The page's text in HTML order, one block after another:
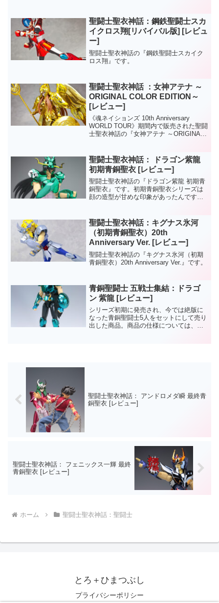
タンドと、ライブラの武...
聖闘士聖衣神話：鋼鉄聖闘士スカ
イクロス翔[リバイバル版] [レビュ
ー]
聖闘士聖衣神話の『鋼鉄聖闘士スカイク
ロス翔』です。
聖闘士聖衣神話 ：女神アテナ ～
ORIGINAL COLOR EDITION～
[レビュー]
《魂ネイションズ 10th Anniversary
WORLD TOUR》期間内で販売された聖闘
士聖衣神話の『女神アテナ ～ORIGINAL
す。
聖闘士聖衣神話： ドラゴン紫龍
初期青銅聖衣 [レビュー]
聖闘士聖衣神話の『ドラゴン紫龍 初期青
銅聖衣』です。初期青銅聖衣シリーズは
顔の造型が甘めな印象があったんです
型も良く、３ｒｄ素体の問題点、股関節
の貧弱さも今回はあまり気...
聖闘士聖衣神話：キグナス氷河
（初期青銅聖衣）20th
Anniversary Ver. [レビュー]
聖闘士聖衣神話の『キグナス氷河（初期
青銅聖衣）20th Anniversary Ver.』です。
青銅聖闘士 五戦士集結：ドラゴ
ン 紫龍 [レビュー]
シリーズ初期に発売され、今では絶版に
なった青銅聖闘士5人をセットにして売り
出した商品。商品の仕様については、同
聖闘士聖衣神話： アンドロメダ瞬 最終青
銅聖衣 [レビュー]
聖闘士聖衣神話： フェニックス一輝 最終
青銅聖衣 [レビュー]
ホーム 聖闘士聖衣神話：聖闘士
とろ＋ひまつぶし
プライバシーポリシー